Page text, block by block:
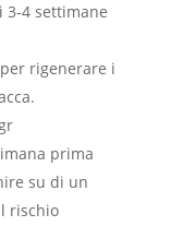
3-4 settimane
rigenerare i
prima
su di un
rischio